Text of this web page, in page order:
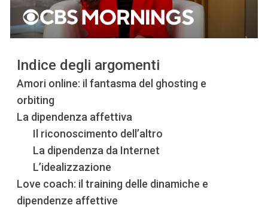
Indice degli argomenti
Amori online: il fantasma del ghosting e
orbiting
La dipendenza affettiva
Il riconoscimento dell’altro
La dipendenza da Internet
L’idealizzazione
Love coach: il training delle dinamiche e
dipendenze affettive